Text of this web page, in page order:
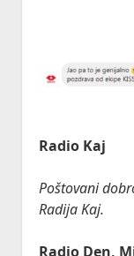
Radio Kaj
Poštovani
RadijaKaj.
Radio Den,